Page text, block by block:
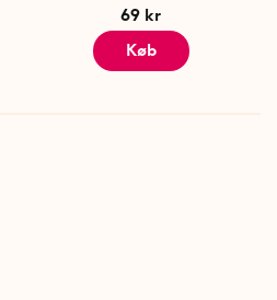
69 kr
Køb